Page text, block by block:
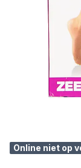
Online niet op